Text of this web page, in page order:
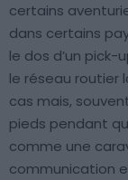
certains
dans certains
le dos d’un pick-
le réseau routier
cas mais,
pieds pendant
comme une
communication